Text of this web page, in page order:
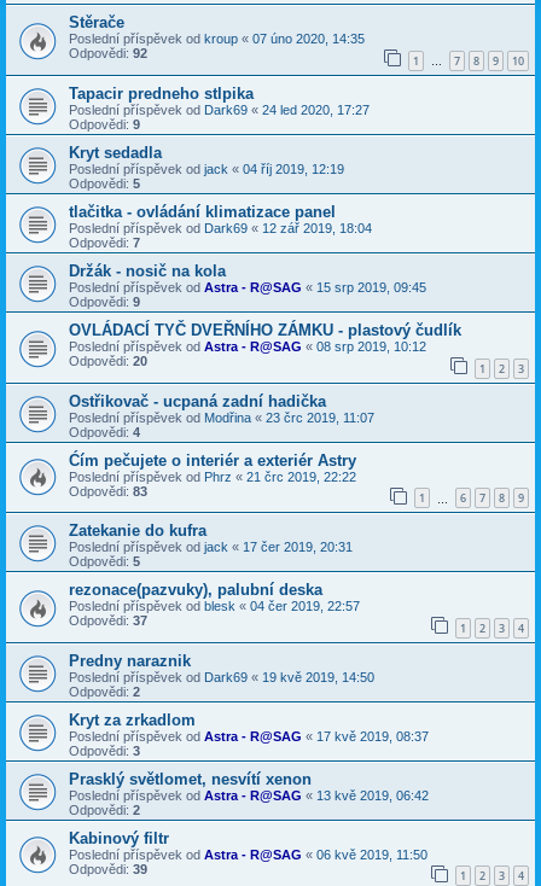
Stěrače
Poslední příspěvek od kroup « 07 úno 2020, 14:35
Odpovědi: 92 1 … 7 8 9 10
Tapacir predneho stlpika
Poslední příspěvek od Dark69 « 24 led 2020, 17:27
Odpovědi: 9
Kryt sedadla
Poslední příspěvek od jack « 04 říj 2019, 12:19
Odpovědi: 5
tlačitka - ovládání klimatizace panel
Poslední příspěvek od Dark69 « 12 zář 2019, 18:04
Odpovědi: 7
Držák - nosič na kola
Poslední příspěvek od Astra - R@SAG « 15 srp 2019, 09:45
Odpovědi: 9
OVLÁDACÍ TYČ DVEŘNÍHO ZÁMKU - plastový čudlík
Poslední příspěvek od Astra - R@SAG « 08 srp 2019, 10:12
Odpovědi: 20 1 2 3
Ostřikovač - ucpaná zadní hadička
Poslední příspěvek od Modřina « 23 črc 2019, 11:07
Odpovědi: 4
Ćím pečujete o interiér a exteriér Astry
Poslední příspěvek od Phrz « 21 črc 2019, 22:22
Odpovědi: 83 1 6 7 8 9
Zatekanie do kufra
Poslední příspěvek od jack « 17 čer 2019, 20:31
Odpovědi: 5
rezonace(pazvuky), palubní deska
Poslední příspěvek od blesk « 04 čer 2019, 22:57
Odpovědi: 37 1 2 3 4
Predny naraznik
Poslední příspěvek od Dark69 « 19 kvě 2019, 14:50
Odpovědi: 2
Kryt za zrkadlom
Poslední příspěvek od Astra - R@SAG « 17 kvě 2019, 08:37
Odpovědi: 3
Prasklý světlomet, nesvítí xenon
Poslední příspěvek od Astra - R@SAG « 13 kvě 2019, 06:42
Odpovědi: 2
Kabinový filtr
Poslední příspěvek od Astra - R@SAG « 06 kvě 2019, 11:50
Odpovědi: 39 1 2 3 4